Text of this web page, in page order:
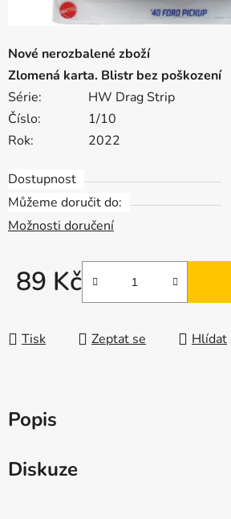
Nové nerozbalené zboží
Zlomená karta. Blistr bez poškození
Série:
HW Drag Strip
Číslo:
1/10
Rok:
2022
Dostupnost
Můžeme doručit do:
Možnosti doručení
89 Kč
Měrná cena:
Tisk Zeptat se Hlídat
Popis
Diskuze